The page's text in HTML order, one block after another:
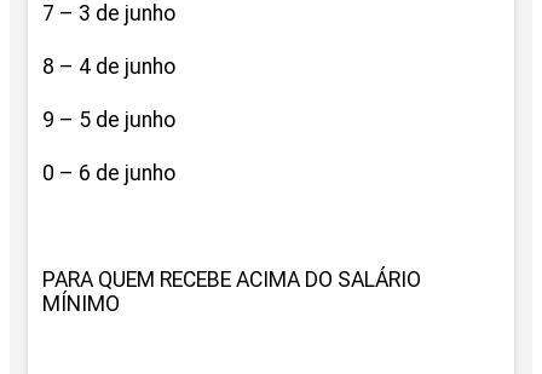
7 – 3 de junho
8 – 4 de junho
9 – 5 de junho
0 – 6 de junho
PARA QUEM RECEBE ACIMA DO SALÁRIO
MÍNIMO